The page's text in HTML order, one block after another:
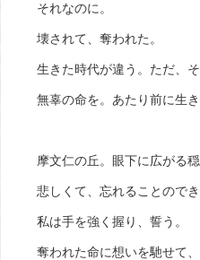
それなのに。
壊されて、奪われた。
生きた時代が違う。ただ、そ
無辜の命を。あたり前に生
摩文仁の丘。眼下に広がる穏
悲しくて、忘れることので
私は手を強く握り、誓う。
奪われた命に想いを馳せて、